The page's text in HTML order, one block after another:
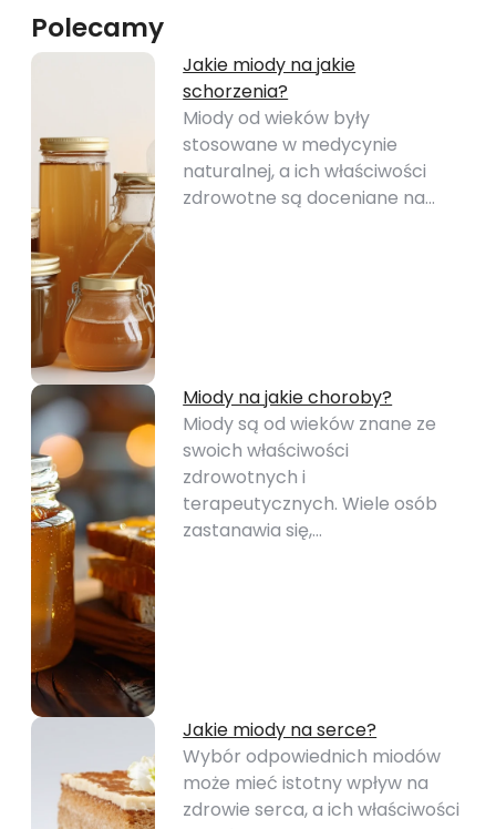
Polecamy
Jakie miody na jakie
schorzenia?
Miody od wieków były
stosowane w medycynie
naturalnej, a ich właściwości
zdrowotne są doceniane na…
Miody na jakie choroby?
Miody są od wieków znane ze
swoich właściwości
zdrowotnych i
terapeutycznych. Wiele osób
zastanawia się,…
Jakie miody na serce?
Wybór odpowiednich miodów
może mieć istotny wpływ na
zdrowie serca, a ich właściwości